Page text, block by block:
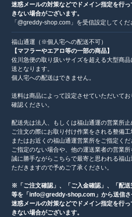
迷惑メールの対策などでドメイン指定を行
きない場合がございます。
「@greddy-shop.com」を受信設定してくだ
福山通運（※個人宅への配送不可）
【マフラーやエアロ等の一部の商品】
佐川急便の取り扱いサイズを超える大型商
送となります。
個人宅への配送はできません。
送料は商品によって設定させていただいて
確認ください。
配送先は法人、もしくは福山通運の営業所止
ご注文の際にお取り付け作業をされる整備工
またはお近くの福山通運営業所をご指定くだ
ご指定のない場合や、他の運送業者の営業所
誠に勝手ながらこちらで最寄と思われる福
ただきますので予めご了承ください。
※「ご注文確認」、「ご入金確認」、「配
等を「info@greddy-shop.com」から送信さ
迷惑メールの対策などでドメイン指定を行
きない場合がございます。